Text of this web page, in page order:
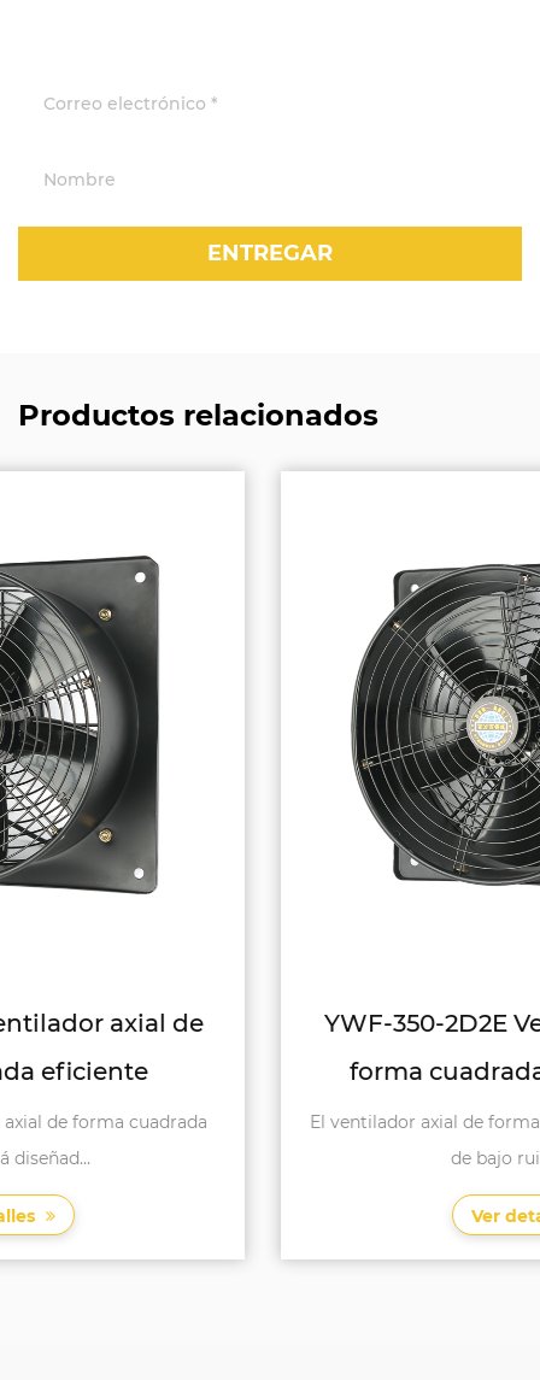
Productos relacionados
YWF-350-2D2E Ventilador axial de
forma cuadrada de bajo ruido
El ventilador axial de forma cuadrada YWF-350-2D2E